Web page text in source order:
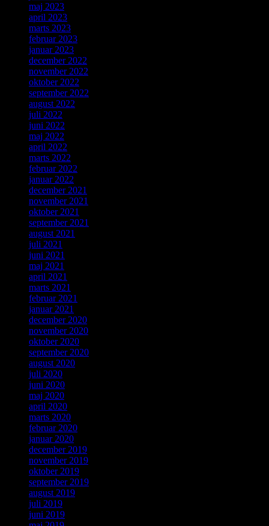
maj 2023
april 2023
marts 2023
februar 2023
januar 2023
december 2022
november 2022
oktober 2022
september 2022
august 2022
juli 2022
juni 2022
maj 2022
april 2022
marts 2022
februar 2022
januar 2022
december 2021
november 2021
oktober 2021
september 2021
august 2021
juli 2021
juni 2021
maj 2021
april 2021
marts 2021
februar 2021
januar 2021
december 2020
november 2020
oktober 2020
september 2020
august 2020
juli 2020
juni 2020
maj 2020
april 2020
marts 2020
februar 2020
januar 2020
december 2019
november 2019
oktober 2019
september 2019
august 2019
juli 2019
juni 2019